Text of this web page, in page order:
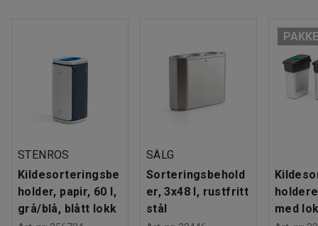
STENROS
Kildesorteringsbe
holder, papir, 60 l,
grå/blå, blått lokk
SÄLG
Sorteringsbehold
er, 3x48 l, rustfritt
stål
PAKKE
med